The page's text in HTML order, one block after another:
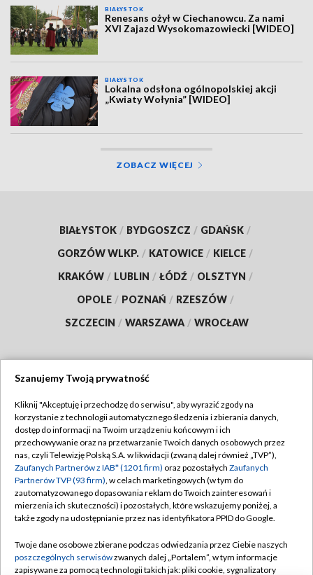
BIAŁYSTOK
Renesans ożył w Ciechanowcu. Za nami
XVI Zajazd Wysokomazowiecki [WIDEO]
BIAŁYSTOK
Lokalna odsłona ogólnopolskiej akcji
„Kwiaty Wołynia” [WIDEO]
ZOBACZ WIĘCEJ
BIAŁYSTOK / BYDGOSZCZ / GDAŃSK /
GORZÓW WLKP. / KATOWICE / KIELCE /
KRAKÓW / LUBLIN / ŁÓDŹ / OLSZTYN /
OPOLE / POZNAŃ / RZESZÓW /
SZCZECIN / WARSZAWA / WROCŁAW
TVP
Abonament TVP
Emisja w TVP
Centrum informacji TVP
Naziemna Telewizja Cyfrowa
Rada Programowa
Regulamin TVP
Polityka prywatności
Moje zgody
Pomoc
Kontakt
Szanujemy Twoją prywatność
Kliknij "Akceptuję i przechodzę do serwisu", aby wyrazić zgody na
korzystanie z technologii automatycznego śledzenia i zbierania danych,
dostęp do informacji na Twoim urządzeniu końcowym i ich
przechowywanie oraz na przetwarzanie Twoich danych osobowych przez
nas, czyli Telewizję Polską S.A. w likwidacji (zwaną dalej również „TVP”),
Zaufanych Partnerów z IAB* (1201 firm) oraz pozostałych Zaufanych
Partnerów TVP (93 firm), w celach marketingowych (w tym do
zautomatyzowanego dopasowania reklam do Twoich zainteresowań i
mierzenia ich skuteczności) i pozostałych, które wskazujemy poniżej, a
także zgody na udostępnianie przez nas identyfikatora PPID do Google.
Twoje dane osobowe zbierane podczas odwiedzania przez Ciebie naszych
poszczególnych serwisówzwanych dalej „Portalem”, w tym informacje
zapisywane za pomocą technologii takich jak: pliki cookie, sygnalizatory